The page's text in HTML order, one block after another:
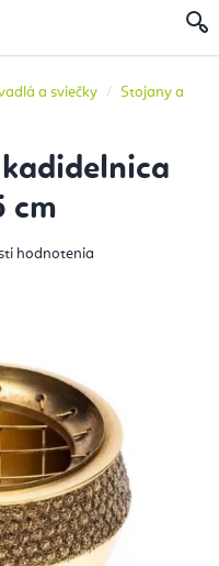
a sviečky
Stojany a
cm
hodnotenia